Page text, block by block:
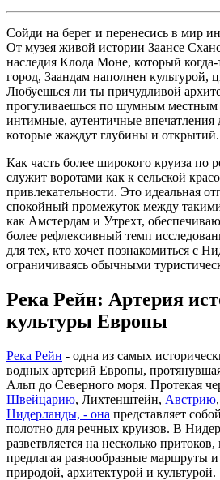
Сойди на берег и перенесись в мир
От музея живой истории Заансе
наследия Клода Моне, который
город, Заандам наполнен культурой,
Любуешься ли ты причудливой
прогуливаешься по шумным местным
интимные, аутентичные впечатления
которые жаждут глубины и открытий.
Как часть более широкого круиза по
служит воротами как к сельской
привлекательности. Это идеальная
спокойный промежуток между
как Амстердам и Утрехт,
более рефлексивный темп
для тех, кто хочет познакомиться с
ограничиваясь обычными
Река Рейн: Артерия
культуры Европы
Река Рейн - одна из самых
водных артерий Европы,
Альп до Северного моря. Протекая
Швейцарию, Лихтенштейн, Австрию,
Нидерланды, - она представляет
полотно для речных круизов. В
разветвляется на несколько
предлагая разнообразные маршруты
природой, архитектурой и культурой.